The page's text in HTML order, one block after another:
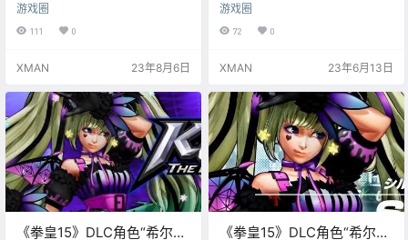
于8月8日推出，季票2第六弹角色
“堕珑”（CV：河本启佑）将于2023
年秋季上线。
游戏圈
111 0
XMAN 23年8月6日
PV公开，将于6月20日正式上线。
游戏圈
72 0
XMAN 23年6月13日
《拳皇15》DLC角色“希尔
《拳皇15》DLC角色“希尔薇·